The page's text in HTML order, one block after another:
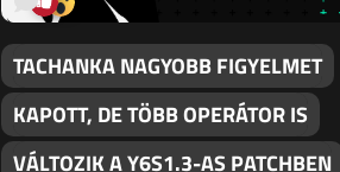
TACHANKA NAGYOBB FIGYELMET
KAPOTT, DE TÖBB OPERÁTOR IS
VÁLTOZIK A Y6S1.3-AS PATCHBEN